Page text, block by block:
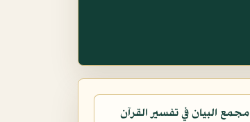
مجمع البيان في تفسير القرآن